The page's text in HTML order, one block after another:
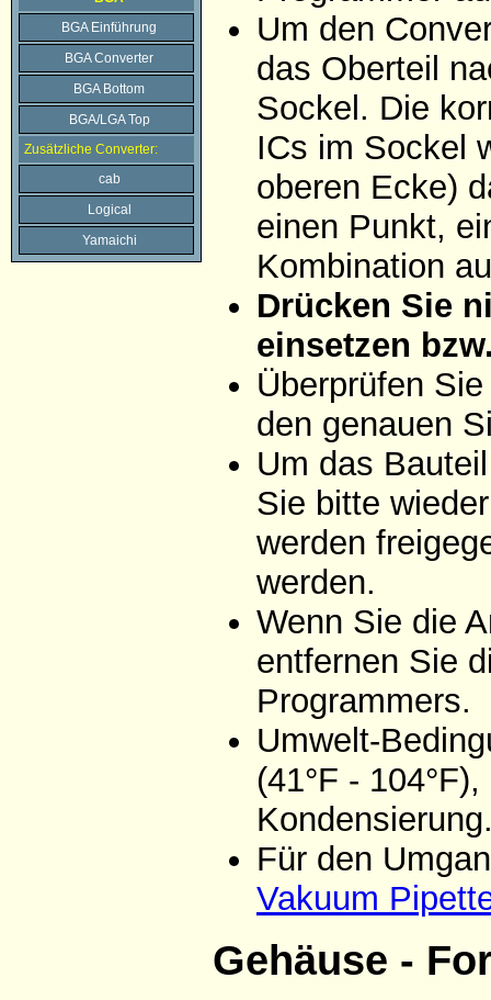
BGA Einführung
BGA Converter
BGA Bottom
BGA/LGA Top
Zusätzliche Converter:
cab
Logical
Yamaichi
Um den
das Oberteil
Sockel. Die
ICs im Sockel
oberen Ecke)
einen Punkt,
Kombination
Drücken Sie
einsetzen
Überprüfen
den genauen
Um das
Sie bitte
werden
werden.
Wenn Sie die
entfernen Sie
Programmers.
Umwelt-
(41°F -
Für den
Vakuum
Gehäuse -